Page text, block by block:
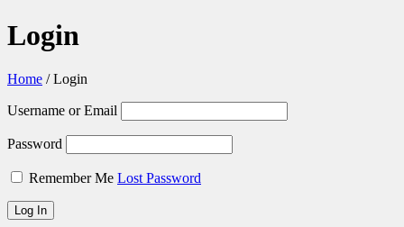
Login
Home /Login
Username or Email
Password
Remember Me Lost Password